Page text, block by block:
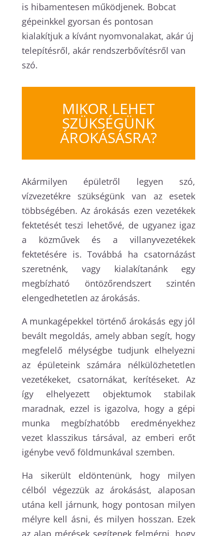
is hibamentesen működjenek. Bobcat
gépeinkkel gyorsan és pontosan
kialakítjuk a kívánt nyomvonalakat, akár új
telepítésről, akár rendszerbővítésről van
szó.
MIKOR LEHET
SZÜKSÉGÜNK
ÁROKÁSÁSRA?
Akármilyen épületről legyen szó,
vízvezetékre szükségünk van az esetek
többségében. Az árokásás ezen vezetékek
fektetését teszi lehetővé, de ugyanez igaz
a közművek és a villanyvezetékek
fektetésére is. Továbbá ha csatornázást
szeretnénk, vagy kialakítanánk egy
megbízható öntözőrendszert szintén
elengedhetetlen az árokásás.
A munkagépekkel történő árokásás egy jól
bevált megoldás, amely abban segít, hogy
megfelelő mélységbe tudjunk elhelyezni
az épületeink számára nélkülözhetetlen
vezetékeket, csatornákat, kerítéseket. Az
így elhelyezett objektumok stabilak
maradnak, ezzel is igazolva, hogy a gépi
munka megbízhatóbb eredményekhez
vezet klasszikus társával, az emberi erőt
igénybe vevő földmunkával szemben.
Ha sikerült eldöntenünk, hogy milyen
célból végezzük az árokásást, alaposan
utána kell járnunk, hogy pontosan milyen
mélyre kell ásni, és milyen hosszan. Ezek
az alap mérések segítenek felmérni, hogy